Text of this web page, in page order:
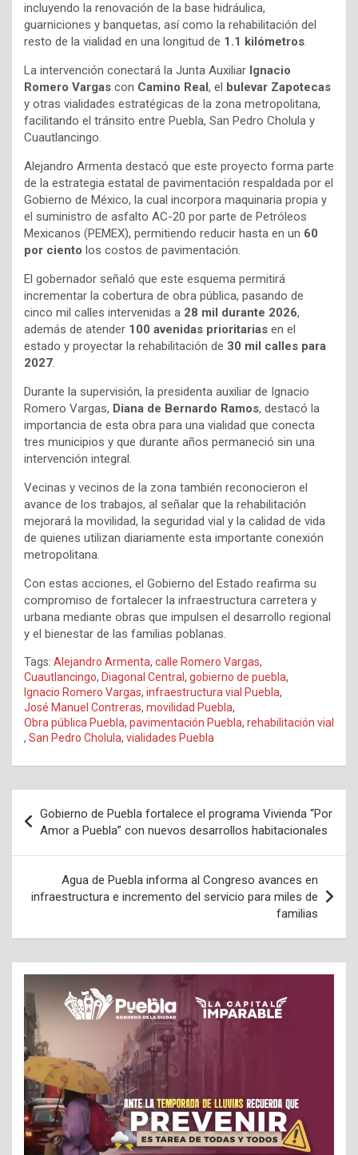
incluyendo la renovación de la base hidráulica,
guarniciones y banquetas, así como la rehabilitación del
resto de la vialidad en una longitud de 1.1 kilómetros.
La intervención conectará la Junta Auxiliar Ignacio
Romero Vargas con Camino Real, el bulevar Zapotecas
y otras vialidades estratégicas de la zona metropolitana,
facilitando el tránsito entre Puebla, San Pedro Cholula y
Cuautlancingo.
Alejandro Armenta destacó que este proyecto forma parte
de la estrategia estatal de pavimentación respaldada por el
Gobierno de México, la cual incorpora maquinaria propia y
el suministro de asfalto AC-20 por parte de Petróleos
Mexicanos (PEMEX), permitiendo reducir hasta en un 60
por ciento los costos de pavimentación.
El gobernador señaló que este esquema permitirá
incrementar la cobertura de obra pública, pasando de
cinco mil calles intervenidas a 28 mil durante 2026,
además de atender 100 avenidas prioritarias en el
estado y proyectar la rehabilitación de 30 mil calles para
2027.
Durante la supervisión, la presidenta auxiliar de Ignacio
Romero Vargas, Diana de Bernardo Ramos, destacó la
importancia de esta obra para una vialidad que conecta
tres municipios y que durante años permaneció sin una
intervención integral.
Vecinas y vecinos de la zona también reconocieron el
avance de los trabajos, al señalar que la rehabilitación
mejorará la movilidad, la seguridad vial y la calidad de vida
de quienes utilizan diariamente esta importante conexión
metropolitana.
Con estas acciones, el Gobierno del Estado reafirma su
compromiso de fortalecer la infraestructura carretera y
urbana mediante obras que impulsen el desarrollo regional
y el bienestar de las familias poblanas.
Tags: Alejandro Armenta, calle Romero Vargas,
Cuautlancingo, Diagonal Central, gobierno de puebla,
Ignacio Romero Vargas, infraestructura vial Puebla,
José Manuel Contreras, movilidad Puebla,
Obra pública Puebla, pavimentación Puebla, rehabilitación vial
, San Pedro Cholula, vialidades Puebla
de
entradas
Gobierno de Puebla fortalece el programa Vivienda “Por
Amor a Puebla” con nuevos desarrollos habitacionales
Agua de Puebla informa al Congreso avances en
infraestructura e incremento del servicio para miles de
familias